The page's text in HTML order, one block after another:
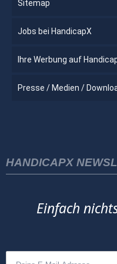
Sitemap
Jobs bei HandicapX
Ihre Werbung auf
Presse / Medien /
HANDICAPX
Einfach